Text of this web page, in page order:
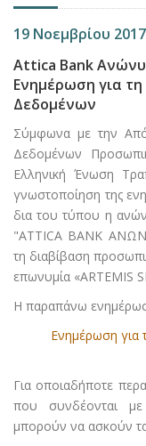
19 Νοεμβρίου 2017
Attica Bank
Ενημέρωση για
Δεδομένων
Σύμφωνα με την
Δεδομένων
Ελληνική Ένωση
γνωστοποίηση της
δια του τύπου η
"ΑΤΤΙCA BANK
τη διαβίβαση
επωνυμία «ARTEMIS
Η παραπάνω
Ενημέρωση για
Για οποιαδήποτε
που συνδέονται
μπορούν να ασκούν